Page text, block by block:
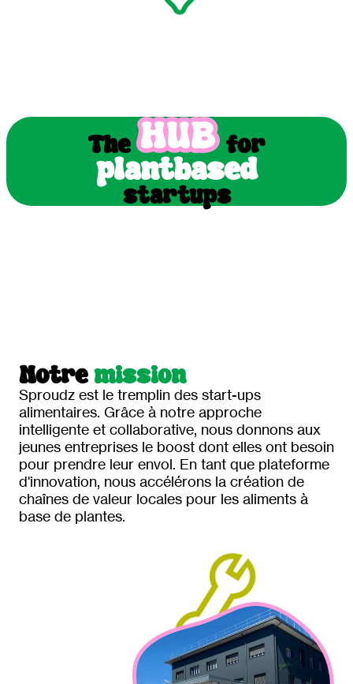
The for
plantbased
startups
Notremission
Sproudz est le tremplin des start-ups
alimentaires. Grâce à notre approche
intelligente et collaborative, nous donnons aux
jeunes entreprises le boost dont elles ont besoin
pour prendre leur envol. En tant que plateforme
d'innovation, nous accélérons la création de
chaînes de valeur locales pour les aliments à
base de plantes.